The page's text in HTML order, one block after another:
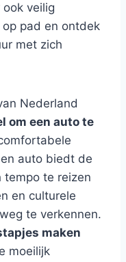
veilig
pad en ontdek
met zich
Nederland
om een auto te
auto biedt de
tempo te reizen
en culturele
te verkennen.
maken
moeilijk